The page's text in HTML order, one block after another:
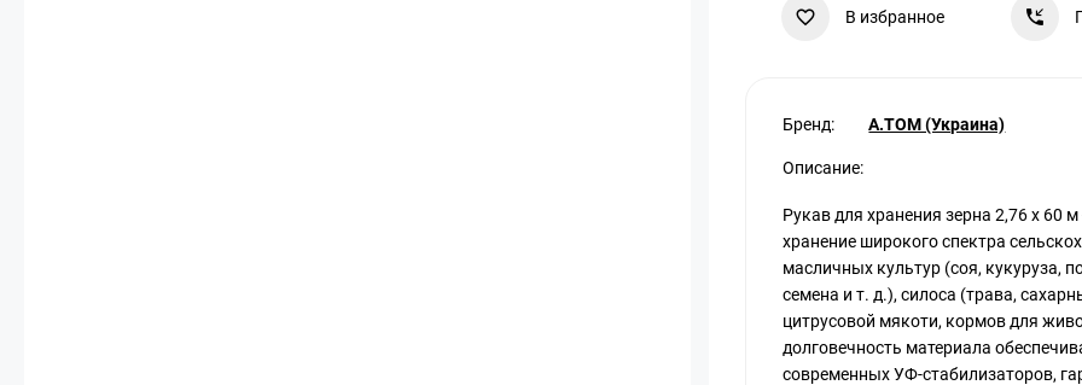
В избранное
Бренд: A.TOM (Украина)
Описание:
Рукав для хранения зерна 2,76 х 60
хранение широкого спектра
масличных культур (соя, кукуруза,
семена и т. д.), силоса (трава,
цитрусовой мякоти, кормов для
долговечность материала
современных УФ-стабилизаторов,